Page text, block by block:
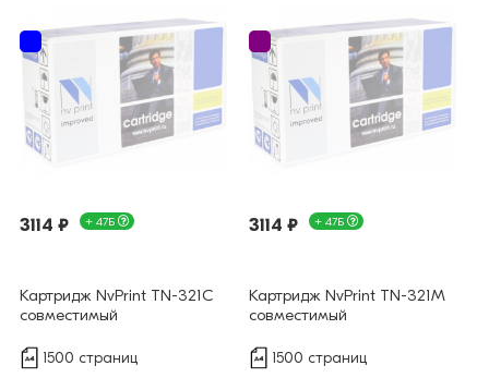
3114 ₽ + 47Б
Картридж NvPrint TN-321C
совместимый
1500 страниц
3114 ₽ + 47Б
Картридж NvPrint TN-321M
совместимый
1500 страниц